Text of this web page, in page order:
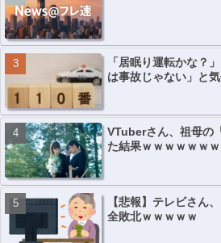
「居眠り運転かな
は事故じゃない」と
VTuberさん、祖母の
た結果ｗｗｗｗｗｗｗ
【悲報】テレビさん
全敗北ｗｗｗｗｗ